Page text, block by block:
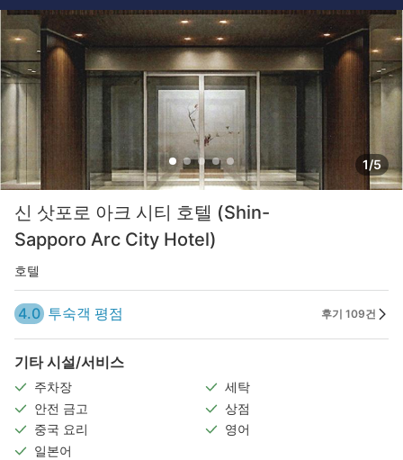
1/5
신 삿포로 아크 시티 호텔 (Shin-
Sapporo Arc City Hotel)
호텔
4.0 투숙객 평점 후기 109건
기타 시설/서비스
주차장
세탁
안전 금고
상점
중국 요리
영어
일본어